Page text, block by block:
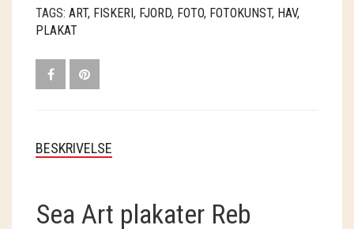
LÆSØ ULDSTUE
SEA ART PHOTO
SÆBEVÆRKSTEDET
THY ØKOBÆR
TAGS: ART, FISKERI, FJORD, FOTO, FOTOKUNST, HAV,
PLAKAT
BESKRIVELSE
Sea Art plakater Reb